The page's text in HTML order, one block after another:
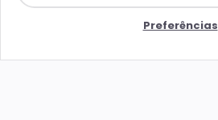
Conversor de PDF
Transcribir audio (WhatsApp)Preferências